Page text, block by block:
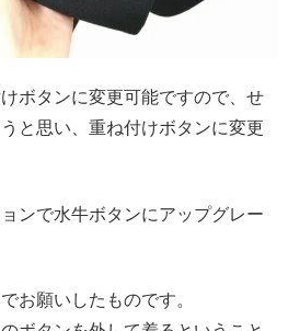
ボタンに変更可能ですので、せ
と思い、重ね付けボタンに変更
ンで水牛ボタンにアップグレー
お願いしたものです。